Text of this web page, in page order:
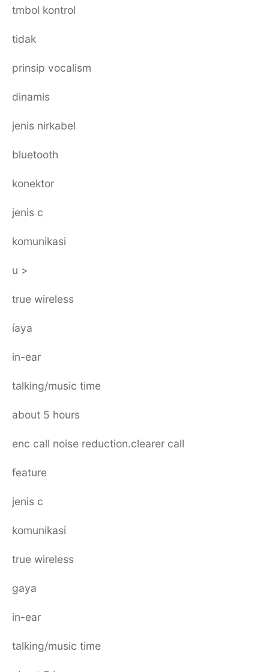
tmbol kontrol
tidak
prinsip vocalism
dinamis
jenis nirkabel
bluetooth
konektor
jenis c
komunikasi
u >
true wireless
íaya
in-ear
talking/music time
about 5 hours
enc call noise reduction.clearer call
feature
jenis c
komunikasi
true wireless
gaya
in-ear
talking/music time